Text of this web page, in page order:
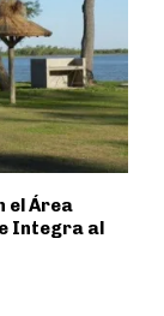
el Área
Integra al